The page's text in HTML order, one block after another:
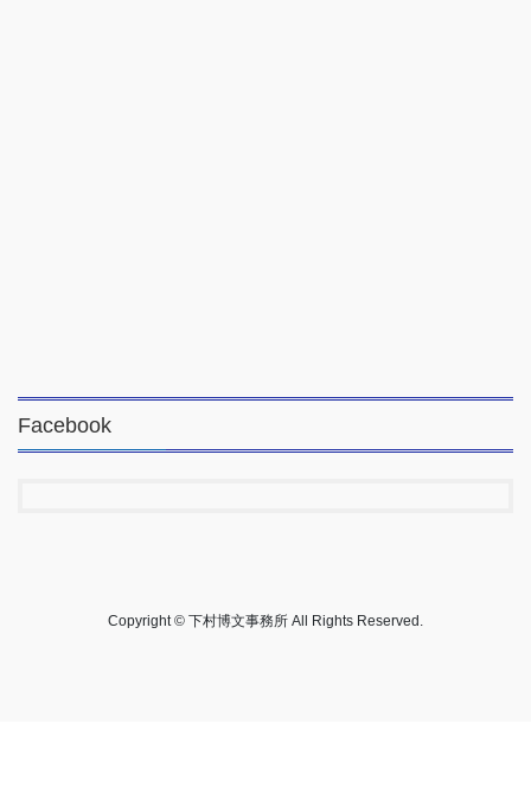
Facebook
Copyright © 下村博文事務所 All Rights Reserved.